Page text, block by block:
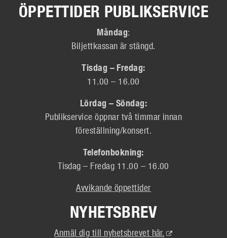
ÖPPETTIDER PUBLIKSERVICE
Måndag:
Biljettkassan är stängd.
Tisdag – Fredag:
11.00 – 16.00
Lördag – Söndag:
Publikservice öppnar två timmar innan
föreställning/konsert.
Telefonbokning:
Tisdag – Fredag 11.00 – 16.00
Avvikande öppettider
NYHETSBREV
Anmäl dig till nyhetsbrevet här. (Extern